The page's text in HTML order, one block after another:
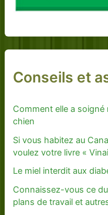
Conseils et
Comment elle a soigné
chien
Si vous habitez au
voulez votre livre «
Le miel interdit aux
Connaissez-vous ce
plans de travail et